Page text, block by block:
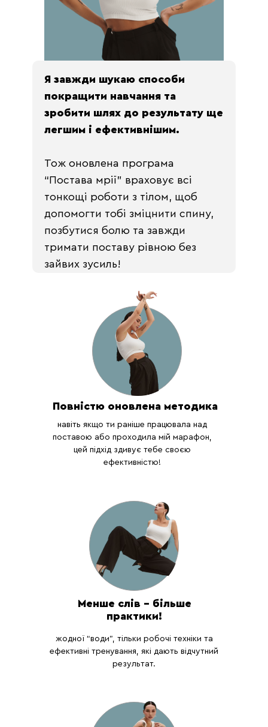
Я завжди шукаю способи
покращити навчання та
зробити шлях до результату ще
легшим і ефективнішим.
Тож оновлена програма
“Постава мрії” враховує всі
тонкощі роботи з тілом, щоб
допомогти тобі зміцнити спину,
позбутися болю та завжди
тримати поставу рівною без
зайвих зусиль!
Повністю оновлена методика
Менше слів – більше
практики!
жодної “води”, тільки робочі техніки та
ефективні тренування, які дають відчутний
результат.
навіть якщо ти раніше працювала над
поставою або проходила мій марафон,
цей підхід здивує тебе своєю
ефективністю!